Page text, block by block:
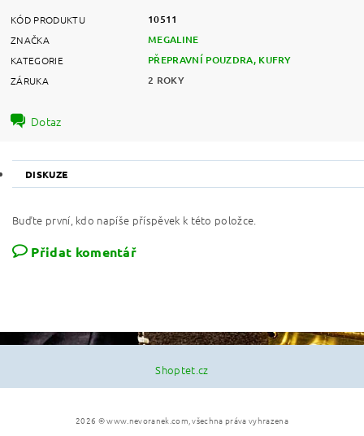
KÓD PRODUKTU 10511
ZNAČKA MEGALINE
KATEGORIE PŘEPRAVNÍ POUZDRA, KUFRY
ZÁRUKA 2 ROKY
Dotaz
DISKUZE
Buďte první, kdo napíše příspěvek k této položce.
Přidat komentář
Shoptet.cz
2026 © www.nevoranek.com, všechna práva vyhrazena